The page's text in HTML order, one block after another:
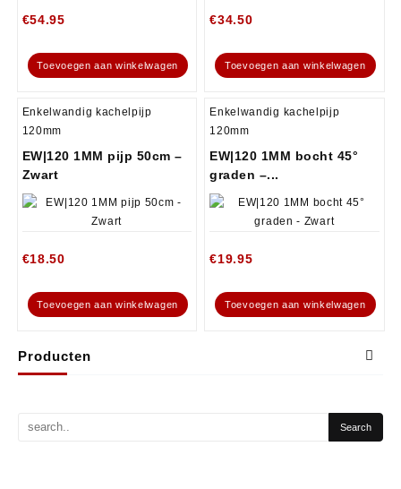
Producten
€54.95
Toevoegen aan winkelwagen
€34.50
Toevoegen aan winkelwagen
Enkelwandig kachelpijp
120mm
EW|120 1MM pijp 50cm –
Zwart
€18.50
Toevoegen aan winkelwagen
Enkelwandig kachelpijp
120mm
EW|120 1MM bocht 45°
graden –...
€19.95
Toevoegen aan winkelwagen